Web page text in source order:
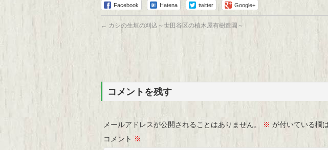
Facebook Hatena twitter Google+
← カシの生垣の刈込～世田谷区の植木屋有樹造園～
コメントを残す
メールアドレスが公開されることはありません。 ※ が付いている欄
コメント ※